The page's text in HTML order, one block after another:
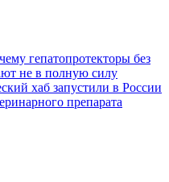
гепатопротекторы без
не в полную силу
хаб запустили в России
препарата